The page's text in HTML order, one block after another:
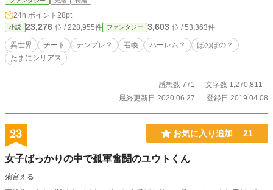
24h.ポイント 28pt
小説 23,276 位 / 228,955件 ファンタジー 3,603 位 / 53,363件
異世界 チート テンプレ？ 召喚 ハーレム？
ほのぼの？
たまにシリアス
感想数 771
文字数 1,270,811
最終更新日 2020.06.27
登録日 2019.04.08
23 お気に入り追加 21
女子ばっかりの中で孤軍奮闘のユウトくん
菊宮える